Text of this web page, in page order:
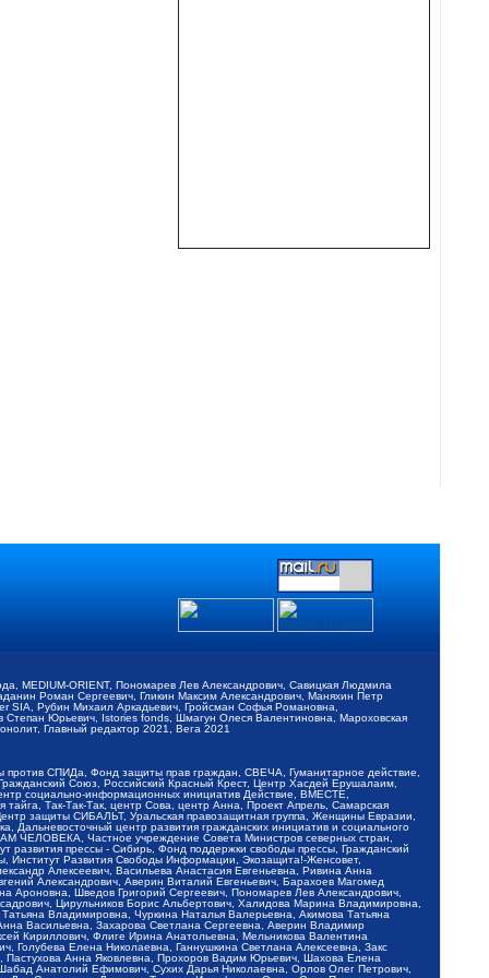
MEDIUM-ORIENT, Пономарев Лев Александрович, Савицкая Людмила
Роман Сергеевич, Гликин Максим Александрович, Маняхин Петр
Рубин Михаил Аркадьевич, Гройсман Софья Романовна,
Юрьевич, Istories fonds, Шмагун Олеся Валентиновна, Мароховская
Главный редактор 2021, Вега 2021
СПИДа, Фонд защиты прав граждан, СВЕЧА, Гуманитарное действие,
Союз, Российский Красный Крест, Центр Хасдей Ерушалаим,
социально-информационных инициатив Действие, ВМЕСТЕ,
Так-Так-Так, центр Сова, центр Анна, Проект Апрель, Самарская
защиты СИБАЛЬТ, Уральская правозащитная группа, Женщины Евразии,
Дальневосточный центр развития гражданских инициатив и социального
ЧЕЛОВЕКА, Частное учреждение Совета Министров северных стран,
прессы - Сибирь, Фонд поддержки свободы прессы, Гражданский
Институт Развития Свободы Информации, Экозащита!-Женсовет,
Алексеевич, Васильева Анастасия Евгеньевна, Ривина Анна
Александрович, Аверин Виталий Евгеньевич, Барахоев Магомед
Шведов Григорий Сергеевич, Пономарев Лев Александрович,
Цирульников Борис Альбертович, Халидова Марина Владимировна,
Владимировна, Чуркина Наталья Валерьевна, Акимова Татьяна
Васильевна, Захарова Светлана Сергеевна, Аверин Владимир
Кириллович, Флиге Ирина Анатольевна, Мельникова Валентина
Елена Николаевна, Ганнушкина Светлана Алексеевна, Закс
Анна Яковлевна, Прохоров Вадим Юрьевич, Шахова Елена
Анатолий Ефимович, Сухих Дарья Николаевна, Орлов Олег Петрович,